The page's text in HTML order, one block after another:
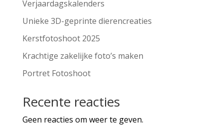
Verjaardagskalenders
Unieke 3D-geprinte dierencreaties
Kerstfotoshoot 2025
Krachtige zakelijke foto’s maken
Portret Fotoshoot
Recente reacties
Geen reacties om weer te geven.